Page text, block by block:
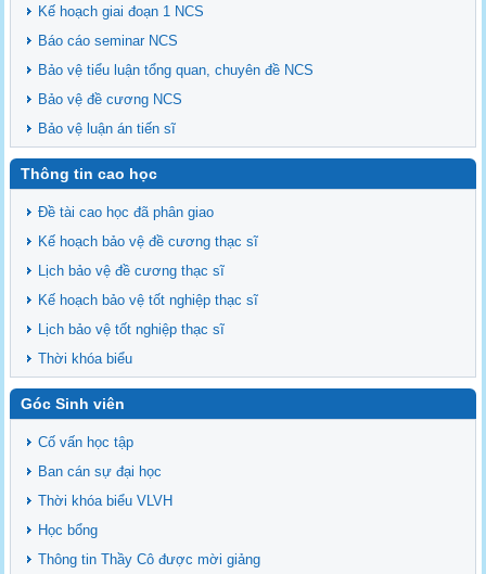
Kế hoạch giai đoạn 1 NCS
Báo cáo seminar NCS
Bảo vệ tiểu luận tổng quan, chuyên đề NCS
Bảo vệ đề cương NCS
Bảo vệ luận án tiến sĩ
Thông tin cao học
Đề tài cao học đã phân giao
Kế hoạch bảo vệ đề cương thạc sĩ
Lịch bảo vệ đề cương thạc sĩ
Kế hoạch bảo vệ tốt nghiệp thạc sĩ
Lịch bảo vệ tốt nghiệp thạc sĩ
Thời khóa biểu
Góc Sinh viên
Cố vấn học tập
Ban cán sự đại học
Thời khóa biểu VLVH
Học bổng
Thông tin Thầy Cô được mời giảng